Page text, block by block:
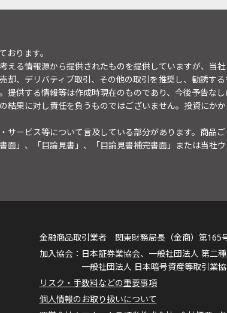
ります。
える情報源から提供されたものを提供していますが、当
却、デリバティブ取引、その他の取引を推奨し、勧誘す
提供する情報等は作成時現在のものであり、今後予告な
結果に対し責任を負うものではございません。投資にか
サービス等について言及している部分があります。商品
面」、「目論見書」、「目論見書補完書面」または当社
金融商品取引業者 関東財務局長（金商）第165
日本証券業協会、一般社団法人 第二
一般社団法人 日本暗号資産等取引業
リスク・手数料などの重要事項
個人情報のお取り扱いについて